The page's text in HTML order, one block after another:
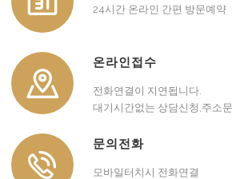
24시간 온라인 간편 방문예약
온라인접수
전화연결이 지연됩니다.
대기시간없는 상담신청,주소
문의전화
모바일터치시 전화연결